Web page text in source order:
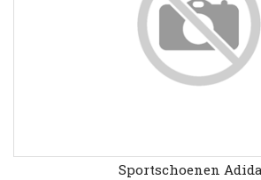
Sportschoenen